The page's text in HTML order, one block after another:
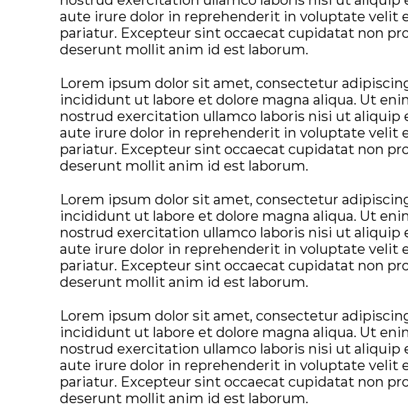
aute irure dolor in reprehenderit in voluptate velit
pariatur. Excepteur sint occaecat cupidatat non
deserunt mollit anim id est laborum.
Lorem ipsum dolor sit amet, consectetur
incididunt ut labore et dolore magna aliqua. Ut
nostrud exercitation ullamco laboris nisi ut aliquip
aute irure dolor in reprehenderit in voluptate velit
pariatur. Excepteur sint occaecat cupidatat non
deserunt mollit anim id est laborum.
Lorem ipsum dolor sit amet, consectetur
incididunt ut labore et dolore magna aliqua. Ut
nostrud exercitation ullamco laboris nisi ut aliquip
aute irure dolor in reprehenderit in voluptate velit
pariatur. Excepteur sint occaecat cupidatat non
deserunt mollit anim id est laborum.
Lorem ipsum dolor sit amet, consectetur
incididunt ut labore et dolore magna aliqua. Ut
nostrud exercitation ullamco laboris nisi ut aliquip
aute irure dolor in reprehenderit in voluptate velit
pariatur. Excepteur sint occaecat cupidatat non
deserunt mollit anim id est laborum.